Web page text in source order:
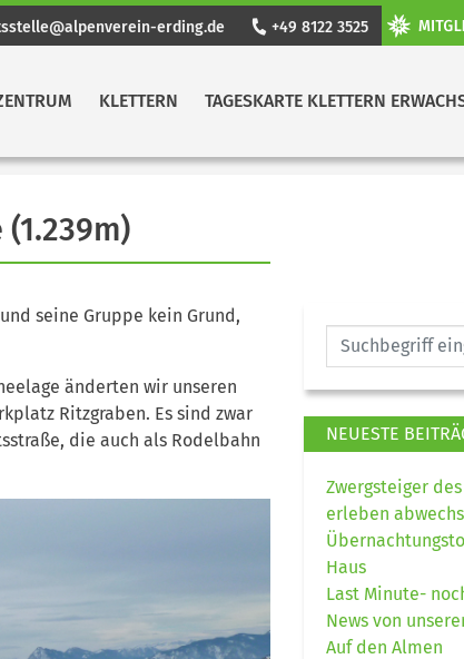
erding.de +49 8122 3525
KLETTERN TAGESKARTE KLETTERN
seine Gruppe kein Grund,
änderten wir unseren
Ritzgraben. Es sind zwar
die auch als Rodelbahn
NEUESTE
Zwergsteiger
erleben
Haus
Last Minute-
News von
Auf den Almen